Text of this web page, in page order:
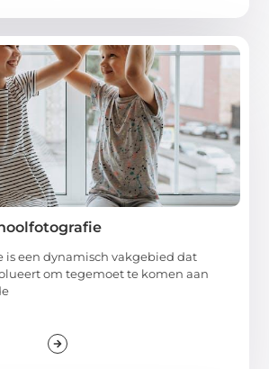
is een dynamisch vakgebied dat
om tegemoet te komen aan